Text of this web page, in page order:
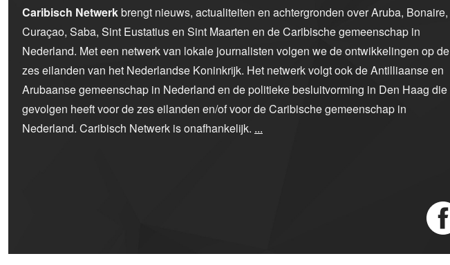
Caribisch Netwerkbrengt nieuws, actualiteiten en achtergronden over Aruba, Bonaire,
Curaçao, Saba, Sint Eustatius en Sint Maarten en de Caribische gemeenschap in
Nederland. Met een netwerk van lokale journalisten volgen we de ontwikkelingen op de
zes eilanden van het Nederlandse Koninkrijk. Het netwerk volgt ook de Antilliaanse en
Arubaanse gemeenschap in Nederland en de politieke besluitvorming in Den Haag die
gevolgen heeft voor de zes eilanden en/of voor de Caribische gemeenschap in
Nederland. Caribisch Netwerk is onafhankelijk. ...